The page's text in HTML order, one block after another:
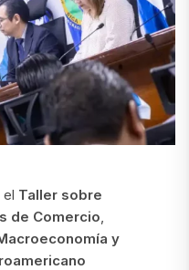
Taller sobre
de Comercio
y